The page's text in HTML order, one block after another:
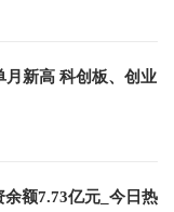
月新高 科创板、创业
额7.73亿元_今日热